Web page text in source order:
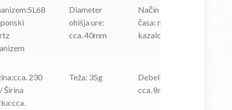
Diameter
ohišja ure:
cca. 40mm
Način prikaza
časa: na
kazalce/analogno
230
Širina
Teža: 35g
Debelina uhišja:
cca. 8mm